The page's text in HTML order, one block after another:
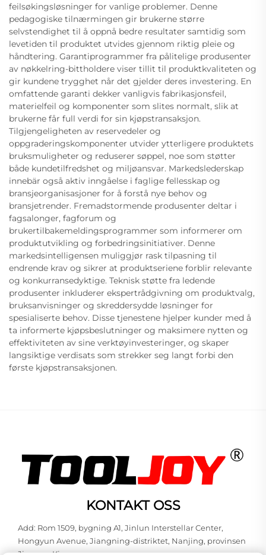
feilsøkingsløsninger for vanlige problemer. Denne
pedagogiske tilnærmingen gir brukerne større
selvstendighet til å oppnå bedre resultater samtidig som
levetiden til produktet utvides gjennom riktig pleie og
håndtering. Garantiprogrammer fra pålitelige produsenter
av nøkkelring-bittholdere viser tillit til produktkvaliteten og
gir kundene trygghet når det gjelder deres investering. En
omfattende garanti dekker vanligvis fabrikasjonsfeil,
materielfeil og komponenter som slites normalt, slik at
brukerne får full verdi for sin kjøpstransaksjon.
Tilgjengeligheten av reservedeler og
oppgraderingskomponenter utvider ytterligere produktets
bruksmuligheter og reduserer søppel, noe som støtter
både kundetilfredshet og miljøansvar. Markedslederskap
innebär også aktiv inngåelse i faglige fellesskap og
bransjeorganisasjoner for å forstå nye behov og
bransjetrender. Fremadstormende produsenter deltar i
fagsalonger, fagforum og
brukertilbakemeldingsprogrammer som informerer om
produktutvikling og forbedringsinitiativer. Denne
markedsintelligensen muliggjør rask tilpasning til
endrende krav og sikrer at produktseriene forblir relevante
og konkurransedyktige. Teknisk støtte fra ledende
produsenter inkluderer ekspertrådgivning om produktvalg,
bruksanvisninger og skreddersydde løsninger for
spesialiserte behov. Disse tjenestene hjelper kunder med å
ta informerte kjøpsbeslutninger og maksimere nytten og
effektiviteten av sine verktøyinvesteringer, og skaper
langsiktige verdisats som strekker seg langt forbi den
første kjøpstransaksjonen.
KONTAKT OSS
Add: Rom 1509, bygning A1, Jinlun Interstellar Center,
Hongyun Avenue, Jiangning-distriktet, Nanjing, provinsen